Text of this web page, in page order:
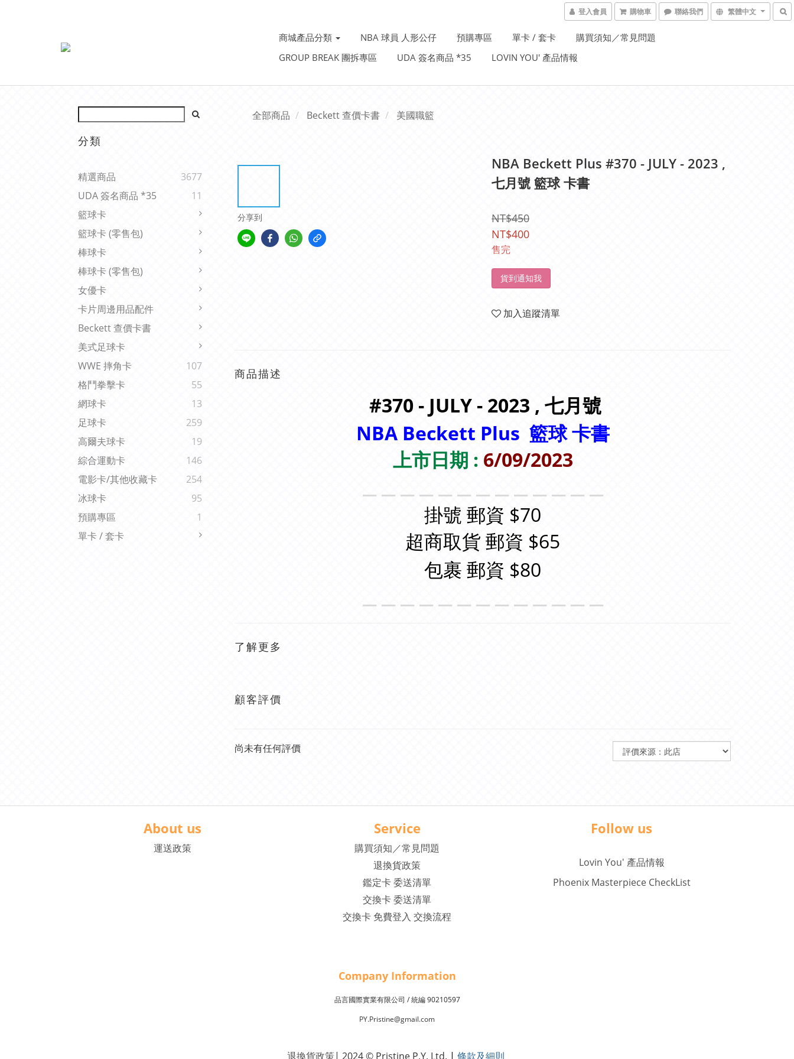
登入會員 購物車 聯絡我們 繁體中文
商城產品分類 NBA 球員 人形公仔 預購專區 單卡 / 套卡
購買須知／常見問題
GROUP BREAK 團拆專區
UDA 簽名商品 *35 LOVIN YOU' 產品情報
分類
精選商品
3677
UDA 簽名商品 *35
11
籃球卡
籃球卡 (零售包)
棒球卡
棒球卡 (零售包)
女優卡
卡片周邊用品配件
Beckett 查價卡書
美式足球卡
WWE 摔角卡
107
格鬥拳擊卡
55
網球卡
13
足球卡
259
高爾夫球卡
19
綜合運動卡
146
電影卡/其他收藏卡
254
冰球卡
95
預購專區
1
單卡 / 套卡
全部商品 Beckett 查價卡書 美國職籃
分享到
NBA Beckett Plus #370 - JULY - 2023 ,
七月號 籃球 卡書
NT$450
NT$400
售完
貨到通知我
加入追蹤清單
商品描述
#370 - JULY - 2023 , 七月號
NBA Beckett Plus 籃球 卡書
上市日期 : 6/09/2023
掛號 郵資 $70
超商取貨 郵資 $65
包裹 郵資 $80
了解更多
顧客評價
尚未有任何評價
About us
運送政策
Service
購買須知／常見問題
退換貨政策
鑑定卡 委送清單
交換卡 委送清單
交換卡 免費登入 交換流程
Follow us
Lovin You' 產品情報
Phoenix Masterpiece CheckList
Company Information
品言國際實業有限公司 /統編90210597
PY.Pristine@gmail.com
退換貨政策| 2024 © Pristine P.Y. Ltd. | 條款及細則